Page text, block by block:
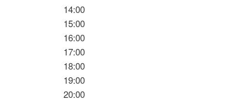
14:00
15:00
16:00
17:00
18:00
19:00
20:00